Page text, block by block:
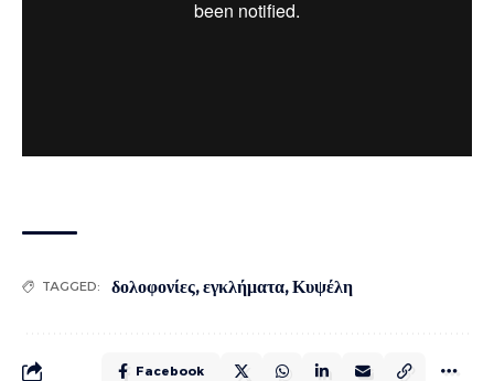
TAGGED: δολοφονίες,εγκλήματα,Κυψέλη
Facebook